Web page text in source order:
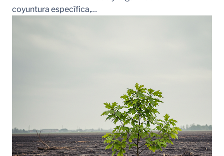
coyuntura específica,…